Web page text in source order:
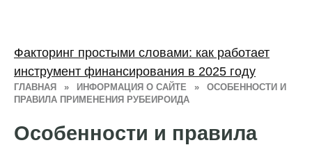
ГЛАВНАЯ » ИНФОРМАЦИЯ О САЙТЕ »
ОСОБЕННОСТИ И
ПРАВИЛА ПРИМЕНЕНИЯ РУБЕИРОИДА
Особенности и правила
Факторинг простыми словами: как работает
инструмент финансирования в 2025 году